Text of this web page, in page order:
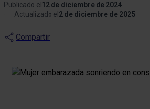
Publicado el 12 de diciembre de 2024
Actualizado el 2 de diciembre de 2025
Compartir